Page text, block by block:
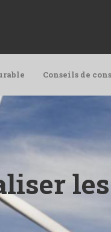
Conseils de